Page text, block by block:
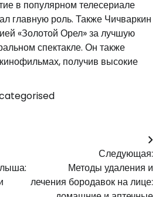
в популярном телесериале
главную роль. Также Чичваркин
«Золотой Орел» за лучшую
спектакле. Он также
получив высокие
Следующая:
Методы удаления и
лечения бородавок на лице: